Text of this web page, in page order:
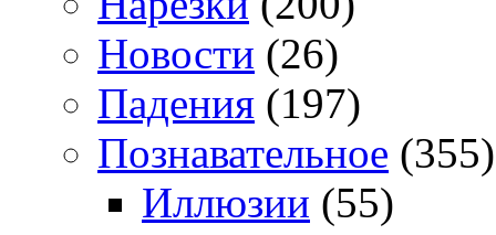
Новости (26)
Падения (197)
Познавательное (355)
Иллюзии (55)